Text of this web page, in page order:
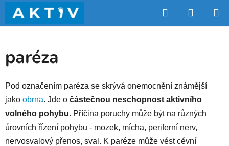
obsah
Hledat
KOŠÍK
paréza
Pod označením paréza se skrývá onemocnění známější
jako obrna. Jde o částečnou neschopnost aktivního
volného pohybu. Příčina poruchy může být na různých
úrovních řízení pohybu - mozek, mícha, periferní nerv,
nervosvalový přenos, sval. K paréze může vést cévní